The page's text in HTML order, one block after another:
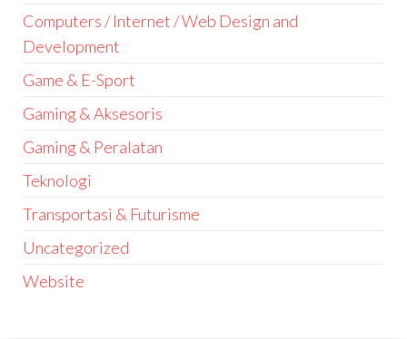
Computers / Internet / Web Design and
Development
Game & E-Sport
Gaming & Aksesoris
Gaming & Peralatan
Teknologi
Transportasi & Futurisme
Uncategorized
Website